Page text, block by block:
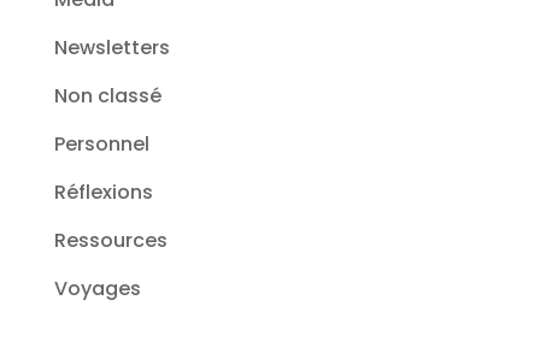
Newsletters
Non classé
Personnel
Réflexions
Ressources
Voyages